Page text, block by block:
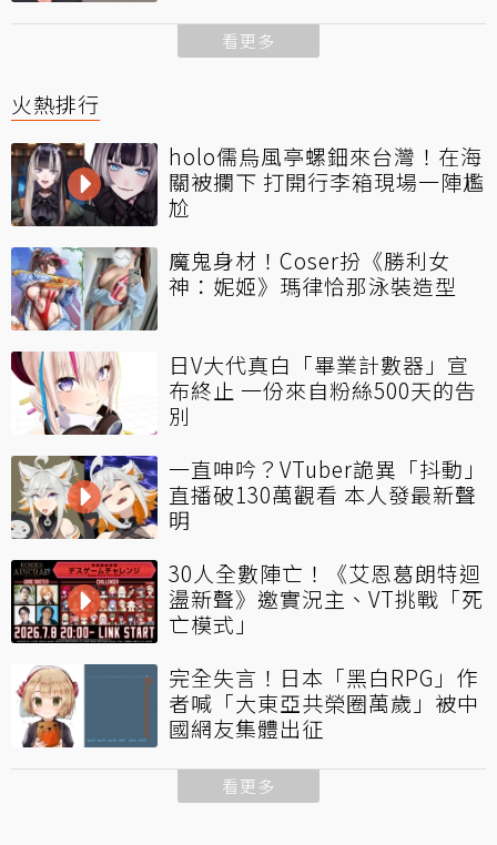
看更多
火熱排行
holo儒烏風亭螺鈿來台灣！在海
關被攔下 打開行李箱現場一陣尷
尬
魔鬼身材！Coser扮《勝利女
神：妮姬》瑪律恰那泳裝造型
日V大代真白「畢業計數器」宣
布終止 一份來自粉絲500天的告
別
一直呻吟？VTuber詭異「抖動」
直播破130萬觀看 本人發最新聲
明
30人全數陣亡！《艾恩葛朗特迴
盪新聲》邀實況主、VT挑戰「死
亡模式」
完全失言！日本「黑白RPG」作
者喊「大東亞共榮圈萬歲」被中
國網友集體出征
看更多